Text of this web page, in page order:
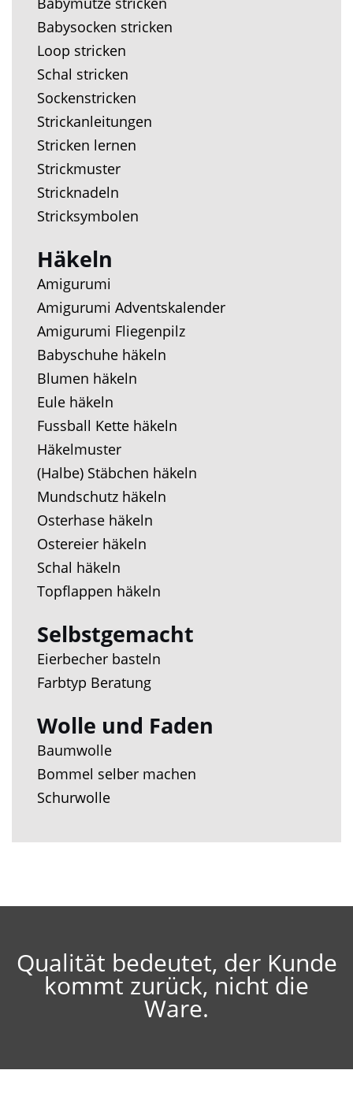
Babysocken stricken
Loop stricken
Schal stricken
Sockenstricken
Strickanleitungen
Stricken lernen
Strickmuster
Stricknadeln
Stricksymbolen
Häkeln
Amigurumi
Amigurumi Adventskalender
Amigurumi Fliegenpilz
Babyschuhe häkeln
Blumen häkeln
Eule häkeln
Fussball Kette häkeln
Häkelmuster
(Halbe) Stäbchen häkeln
Mundschutz häkeln
Osterhase häkeln
Ostereier häkeln
Schal häkeln
Topflappen häkeln
Selbstgemacht
Eierbecher basteln
Farbtyp Beratung
Wolle und Faden
Baumwolle
Bommel selber machen
Schurwolle
Qualität bedeutet, der Kunde
kommt zurück, nicht die
Ware.